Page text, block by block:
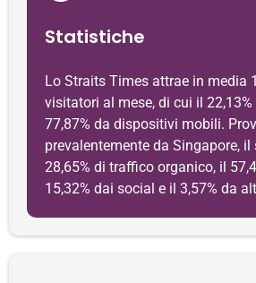
Statistiche
Lo Straits Times attrae in media
visitatori al mese, di cui il
77,87% da dispositivi mobili.
prevalentemente da Singapore,
28,65% di traffico organico, il
15,32% dai social e il 3,57% da